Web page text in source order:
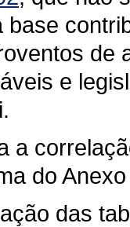
de
e
a
do
das